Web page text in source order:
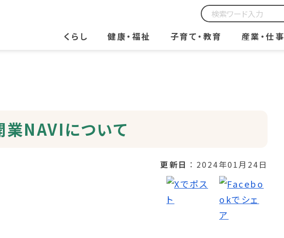
くらし 健康・福祉 子育て・教育 産業・仕事
NAVIについて
更新日 2024年01月24日